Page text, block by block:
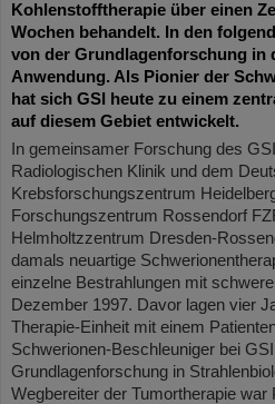
Kohlenstofftherapie über einen
Wochen behandelt. In den
von der Grundlagenforschung in
Anwendung. Als Pionier der
hat sich GSI heute zu einem
auf diesem Gebiet entwickelt.
In gemeinsamer Forschung des
Radiologischen Klinik und dem
Krebsforschungszentrum
Forschungszentrum Rossendorf
Helmholtzzentrum Dresden-
damals neuartige
einzelne Bestrahlungen mit
Dezember 1997. Davor lagen vier
Therapie-Einheit mit einem
Schwerionen-Beschleuniger bei
Grundlagenforschung in
Wegbereiter der Tumortherapie